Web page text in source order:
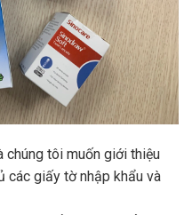
chúng tôi muốn giới thiệu
giấy tờ nhập khẩu và